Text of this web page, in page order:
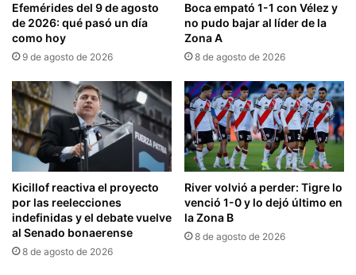
Efemérides del 9 de agosto
de 2026: qué pasó un día
como hoy
9 de agosto de 2026
Boca empató 1-1 con Vélez y
no pudo bajar al líder de la
Zona A
8 de agosto de 2026
Kicillof reactiva el proyecto
por las reelecciones
indefinidas y el debate vuelve
al Senado bonaerense
8 de agosto de 2026
River volvió a perder: Tigre lo
venció 1-0 y lo dejó último en
la Zona B
8 de agosto de 2026